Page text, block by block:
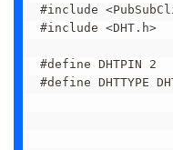
#include
#include <DHT.h>
#define DHTPIN 2
#define DHTTYPE